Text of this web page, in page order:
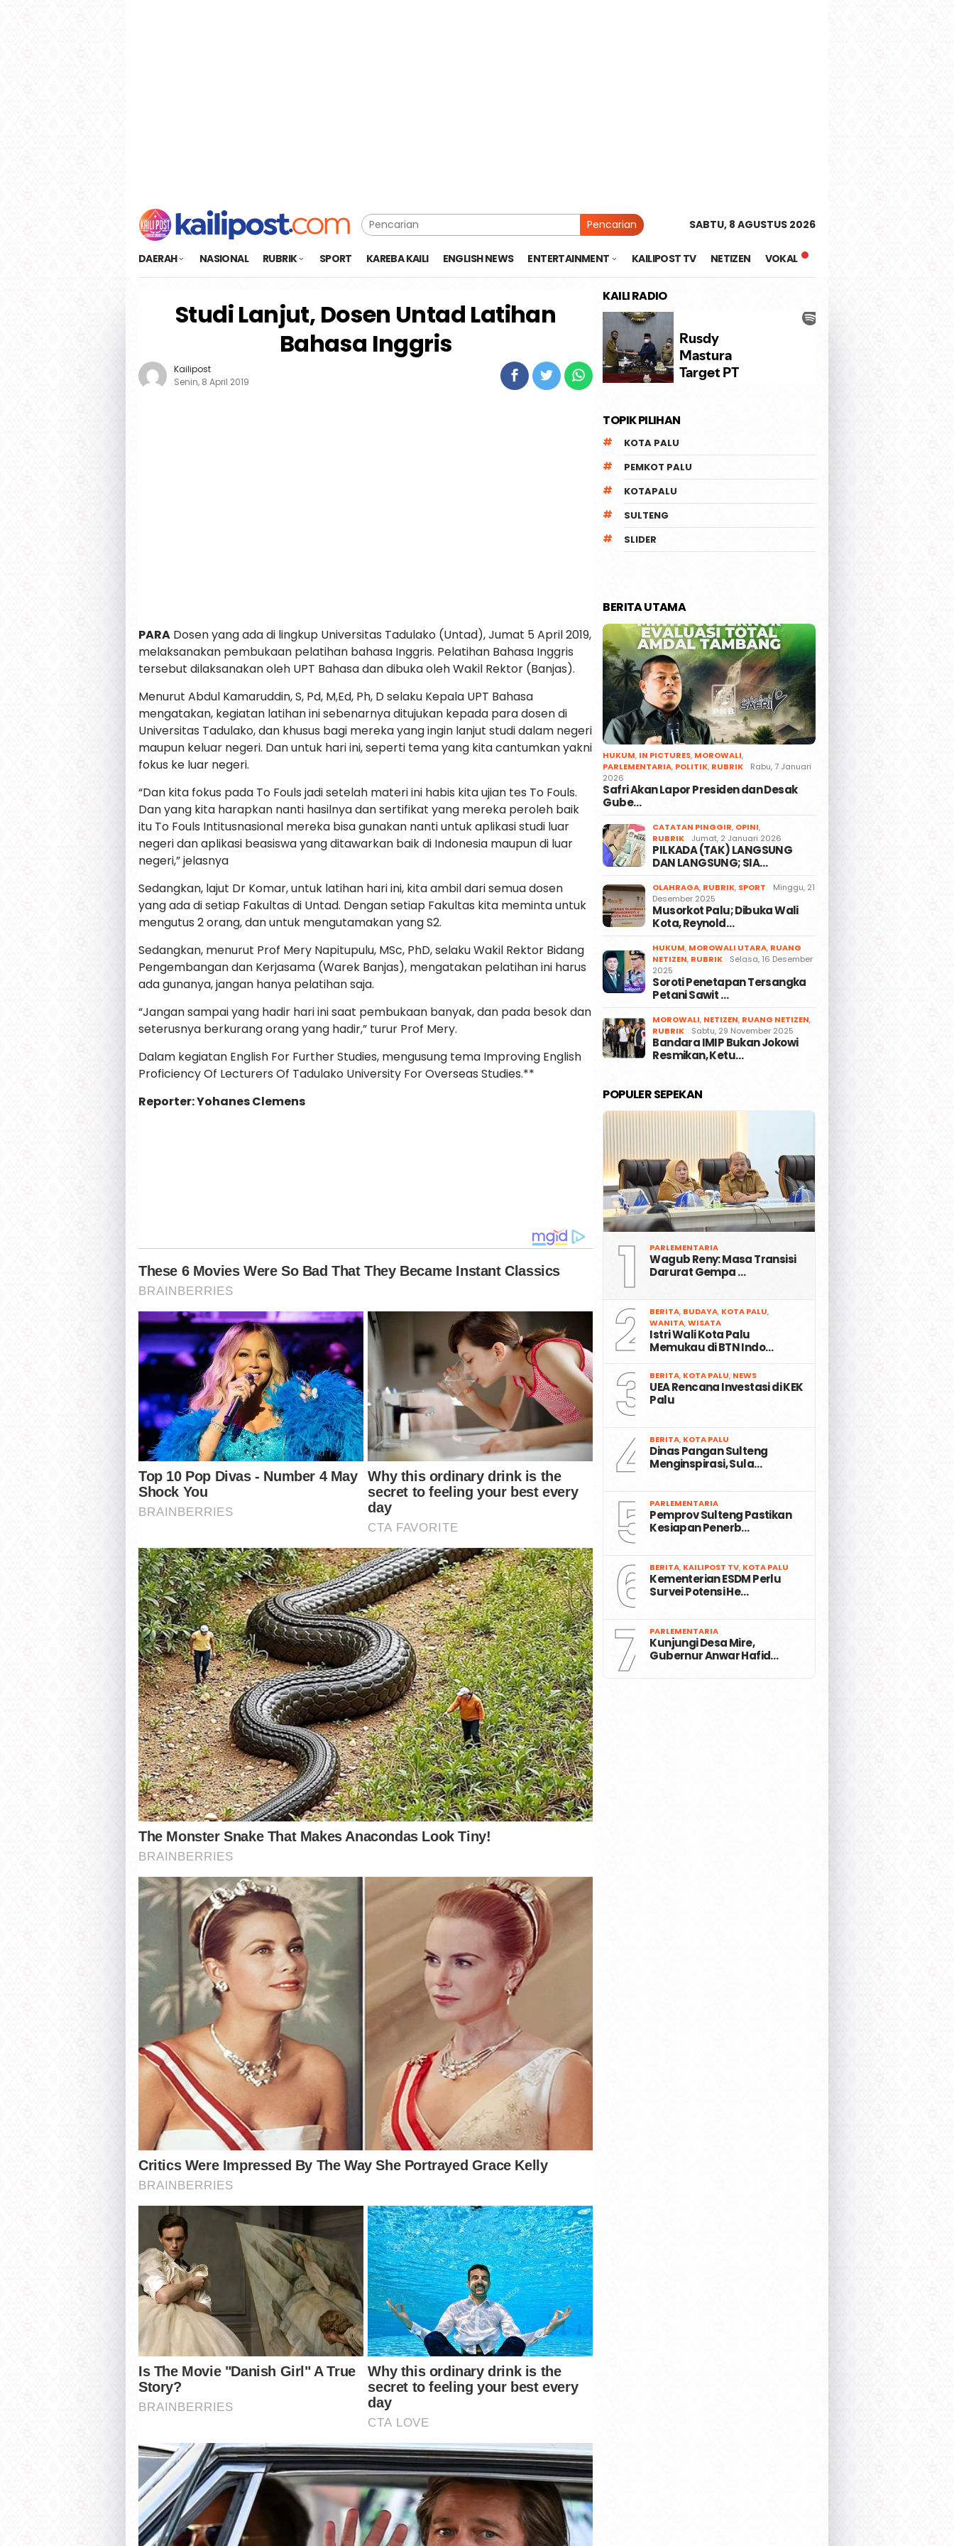
Pencarian SABTU, 8 AGUSTUS 2026
DAERAH NASIONAL RUBRIK SPORT KAREBA KAILI ENGLISH NEWS ENTERTAINMENT KAILIPOST TV NETIZEN VOKAL
Studi Lanjut, Dosen Untad Latihan
Bahasa Inggris
Kailipost
Senin, 8 April 2019
PARA Dosen yang ada di lingkup Universitas Tadulako (Untad), Jumat 5 April 2019,
melaksanakan pembukaan pelatihan bahasa Inggris. Pelatihan Bahasa Inggris
tersebut dilaksanakan oleh UPT Bahasa dan dibuka oleh Wakil Rektor (Banjas).
Menurut Abdul Kamaruddin, S, Pd, M,Ed, Ph, D selaku Kepala UPT Bahasa
mengatakan, kegiatan latihan ini sebenarnya ditujukan kepada para dosen di
Universitas Tadulako, dan khusus bagi mereka yang ingin lanjut studi dalam negeri
maupun keluar negeri. Dan untuk hari ini, seperti tema yang kita cantumkan yakni
fokus ke luar negeri.
“Dan kita fokus pada To Fouls jadi setelah materi ini habis kita ujian tes To Fouls.
Dan yang kita harapkan nanti hasilnya dan sertifikat yang mereka peroleh baik
itu To Fouls Intitusnasional mereka bisa gunakan nanti untuk aplikasi studi luar
negeri dan aplikasi beasiswa yang ditawarkan baik di Indonesia maupun di luar
negeri,” jelasnya
Sedangkan, lajut Dr Komar, untuk latihan hari ini, kita ambil dari semua dosen
yang ada di setiap Fakultas di Untad. Dengan setiap Fakultas kita meminta untuk
mengutus 2 orang, dan untuk mengutamakan yang S2.
Sedangkan, menurut Prof Mery Napitupulu, MSc, PhD, selaku Wakil Rektor Bidang
Pengembangan dan Kerjasama (Warek Banjas), mengatakan pelatihan ini harus
ada gunanya, jangan hanya pelatihan saja.
“Jangan sampai yang hadir hari ini saat pembukaan banyak, dan pada besok dan
seterusnya berkurang orang yang hadir,” turur Prof Mery.
Dalam kegiatan English For Further Studies, mengusung tema Improving English
Proficiency Of Lecturers Of Tadulako University For Overseas Studies.**
Reporter: Yohanes Clemens
KAILI RADIO
TOPIK PILIHAN
KOTA PALU
PEMKOT PALU
KOTAPALU
SULTENG
SLIDER
BERITA UTAMA
HUKUM, IN PICTURES, MOROWALI,
PARLEMENTARIA, POLITIK, RUBRIK
Rabu, 7 Januari
2026
Safri Akan Lapor Presiden dan Desak
Gube…
CATATAN PINGGIR, OPINI,
RUBRIK
Jumat, 2 Januari 2026
PILKADA (TAK) LANGSUNG
DAN LANGSUNG; SIA…
OLAHRAGA, RUBRIK, SPORT
Minggu, 21
Desember 2025
Musorkot Palu; Dibuka Wali
Kota, Reynold…
HUKUM, MOROWALI UTARA, RUANG
NETIZEN, RUBRIK
Selasa, 16 Desember
2025
Soroti Penetapan Tersangka
Petani Sawit …
MOROWALI, NETIZEN, RUANG NETIZEN,
RUBRIK
Sabtu, 29 November 2025
Bandara IMIP Bukan Jokowi
Resmikan, Ketu…
POPULER SEPEKAN
1 PARLEMENTARIA
Wagub Reny: Masa Transisi
Darurat Gempa …
2 BERITA, BUDAYA, KOTA PALU,
WANITA,WISATA
Istri Wali Kota Palu
Memukau di BTN Indo…
3 BERITA, KOTA PALU, NEWS
UEA Rencana Investasi di KEK
Palu
4 BERITA, KOTA PALU
Dinas Pangan Sulteng
Menginspirasi, Sula…
5 PARLEMENTARIA
Pemprov Sulteng Pastikan
Kesiapan Penerb…
6 BERITA, KAILIPOST TV, KOTA PALU
Kementerian ESDM Perlu
Survei Potensi He…
7 PARLEMENTARIA
Kunjungi Desa Mire,
Gubernur Anwar Hafid…